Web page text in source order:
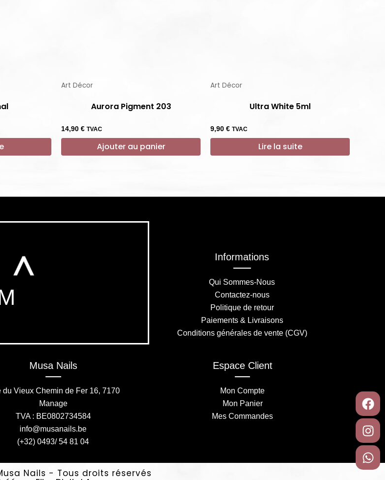
Art Décor
Aurora Pigment 203
14,90 € TVAC
Ajouter au panier
Art Décor
Ultra White 5ml
9,90 € TVAC
Lire la suite
Informations
Qui Sommes-Nous
Contactez-nous
Politique de retour
Paiements & Livraisons
Conditions générales de vente (CGV)
Musa Nails
du Vieux Chemin de Fer 16, 7170
Manage
TVA : BE0802734584
info@musanails.be
(+32) 0493/ 54 81 04
Espace Client
Mon Compte
Mon Panier
Mes Commandes
Nails - Tous droits réservés